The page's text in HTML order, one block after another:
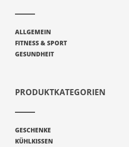
ALLGEMEIN
FITNESS & SPORT
GESUNDHEIT
PRODUKTKATEGORIEN
GESCHENKE
KÜHLKISSEN